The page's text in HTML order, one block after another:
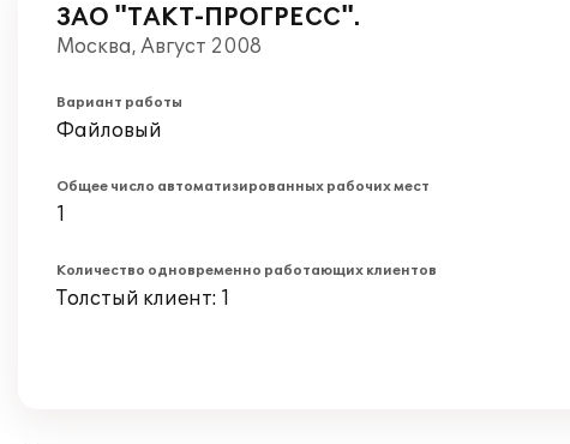
ЗАО "ТАКТ-ПРОГРЕСС".
Москва, Август 2008
Вариант работы
Файловый
Общее число автоматизированных рабочих мест
1
Количество одновременно работающих клиентов
Толстый клиент: 1